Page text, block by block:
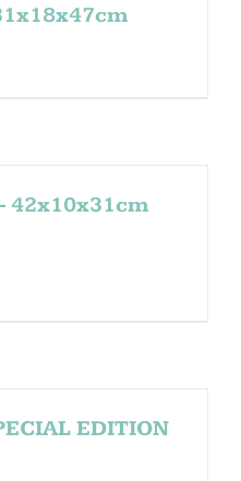
42x10x31cm
EDITION